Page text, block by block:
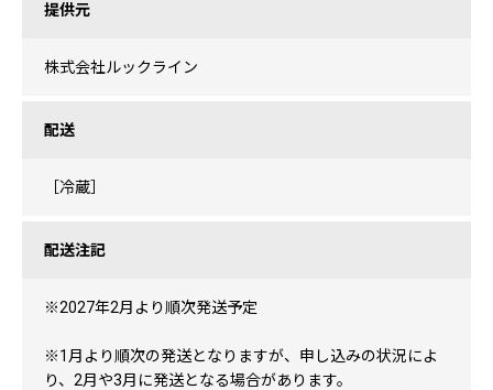
提供元
株式会社ルックライン
配送
［冷蔵］
配送注記
※2027年2月より順次発送予定
※1月より順次の発送となりますが、申し込みの状況によ
り、2月や3月に発送となる場合があります。